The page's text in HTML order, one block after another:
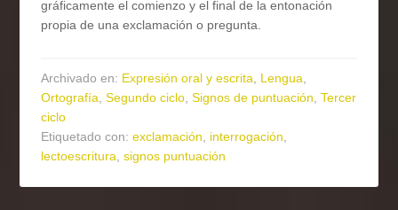
gráficamente el comienzo y el final de la entonación
propia de una exclamación o pregunta.
Archivado en: Expresión oral y escrita, Lengua,
Ortografía,Segundo ciclo,Signos de puntuación,Tercer
ciclo
Etiquetado con:exclamación, interrogación,
lectoescritura,signos puntuación